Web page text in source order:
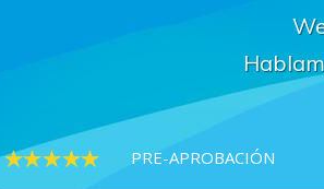
PRE-APROBACIÓN